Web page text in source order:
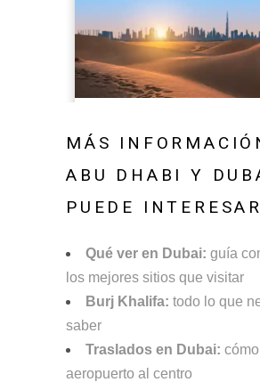
MÁS
ABU DHABI Y
PUEDE
Qué ver en Dubai: guía
los mejores sitios que visitar
Burj Khalifa: todo lo que
saber
Traslados en Dubai:
aeropuerto al centro